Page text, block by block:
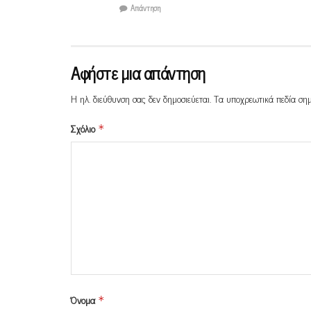
Απάντηση
Αφήστε μια απάντηση
Η ηλ. διεύθυνση σας δεν δημοσιεύεται.Τα υποχρεωτικά πεδία
Σχόλιο *
Όνομα *